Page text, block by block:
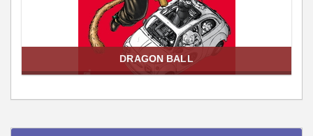
DRAGON BALL